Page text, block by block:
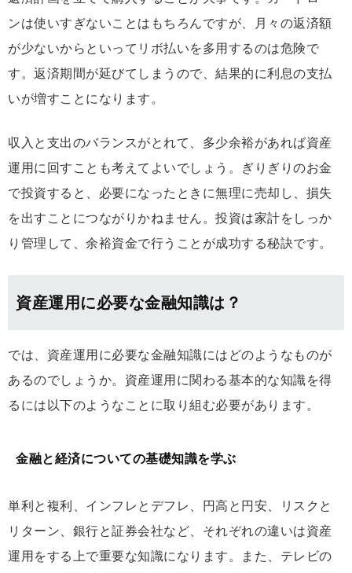
ンは使いすぎないことはもちろんですが、月々の返済額
が少ないからといってリボ払いを多用するのは危険で
す。返済期間が延びてしまうので、結果的に利息の支払
いが増すことになります。
収入と支出のバランスがとれて、多少余裕があれば資産
運用に回すことも考えてよいでしょう。ぎりぎりのお金
で投資すると、必要になったときに無理に売却し、損失
を出すことにつながりかねません。投資は家計をしっか
り管理して、余裕資金で行うことが成功する秘訣です。
資産運用に必要な金融知識は？
では、資産運用に必要な金融知識にはどのようなものが
あるのでしょうか。資産運用に関わる基本的な知識を得
るには以下のようなことに取り組む必要があります。
金融と経済についての基礎知識を学ぶ
単利と複利、インフレとデフレ、円高と円安、リスクと
リターン、銀行と証券会社など、それぞれの違いは資産
運用をする上で重要な知識になります。また、テレビの